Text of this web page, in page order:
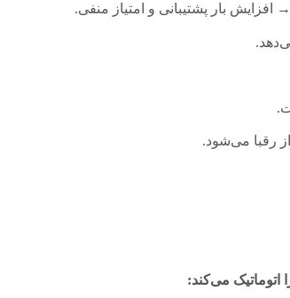
بار پشتیبانی و امتیاز منفی.
رقبا می‌شود.
می‌کند: